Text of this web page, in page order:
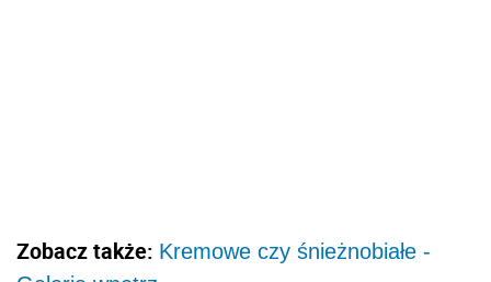
Zobacz także: Kremowe czy śnieżnobiałe -